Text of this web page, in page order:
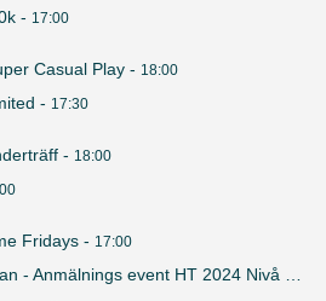
- 17:00
Casual Play - 18:00
- 17:30
- 18:00
Fridays - 17:00